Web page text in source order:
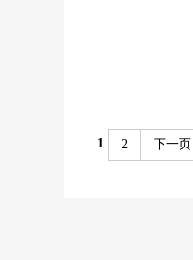
1 2 下一页